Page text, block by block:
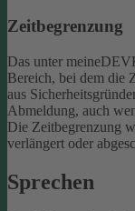
Zeitbegrenzung
Das unter
Bereich, bei dem die
aus
Abmeldung, auch
Die Zeitbegrenzung
verlängert oder
Sprechen